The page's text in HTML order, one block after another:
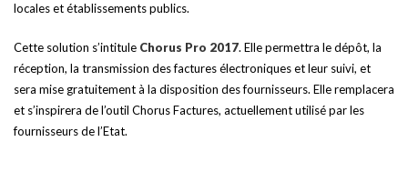
locales et établissements publics.
Cette solution s’intitule Chorus Pro 2017. Elle permettra le dépôt, la
réception, la transmission des factures électroniques et leur suivi, et
sera mise gratuitement à la disposition des fournisseurs. Elle remplacera
et s’inspirera de l’outil Chorus Factures, actuellement utilisé par les
fournisseurs de l’Etat.